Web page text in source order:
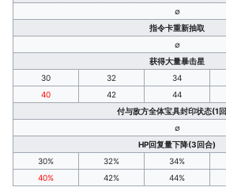
∅
指令卡重新抽取
∅
获得大量暴击星
30
32 34
40
42 44
付与敌方全体宝具封印状态(1
∅
HP回复量下降(3回合)
30%
32% 34%
40%
42% 44%